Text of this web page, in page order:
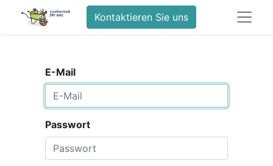
Kontaktieren Sie uns
E-Mail
Passwort